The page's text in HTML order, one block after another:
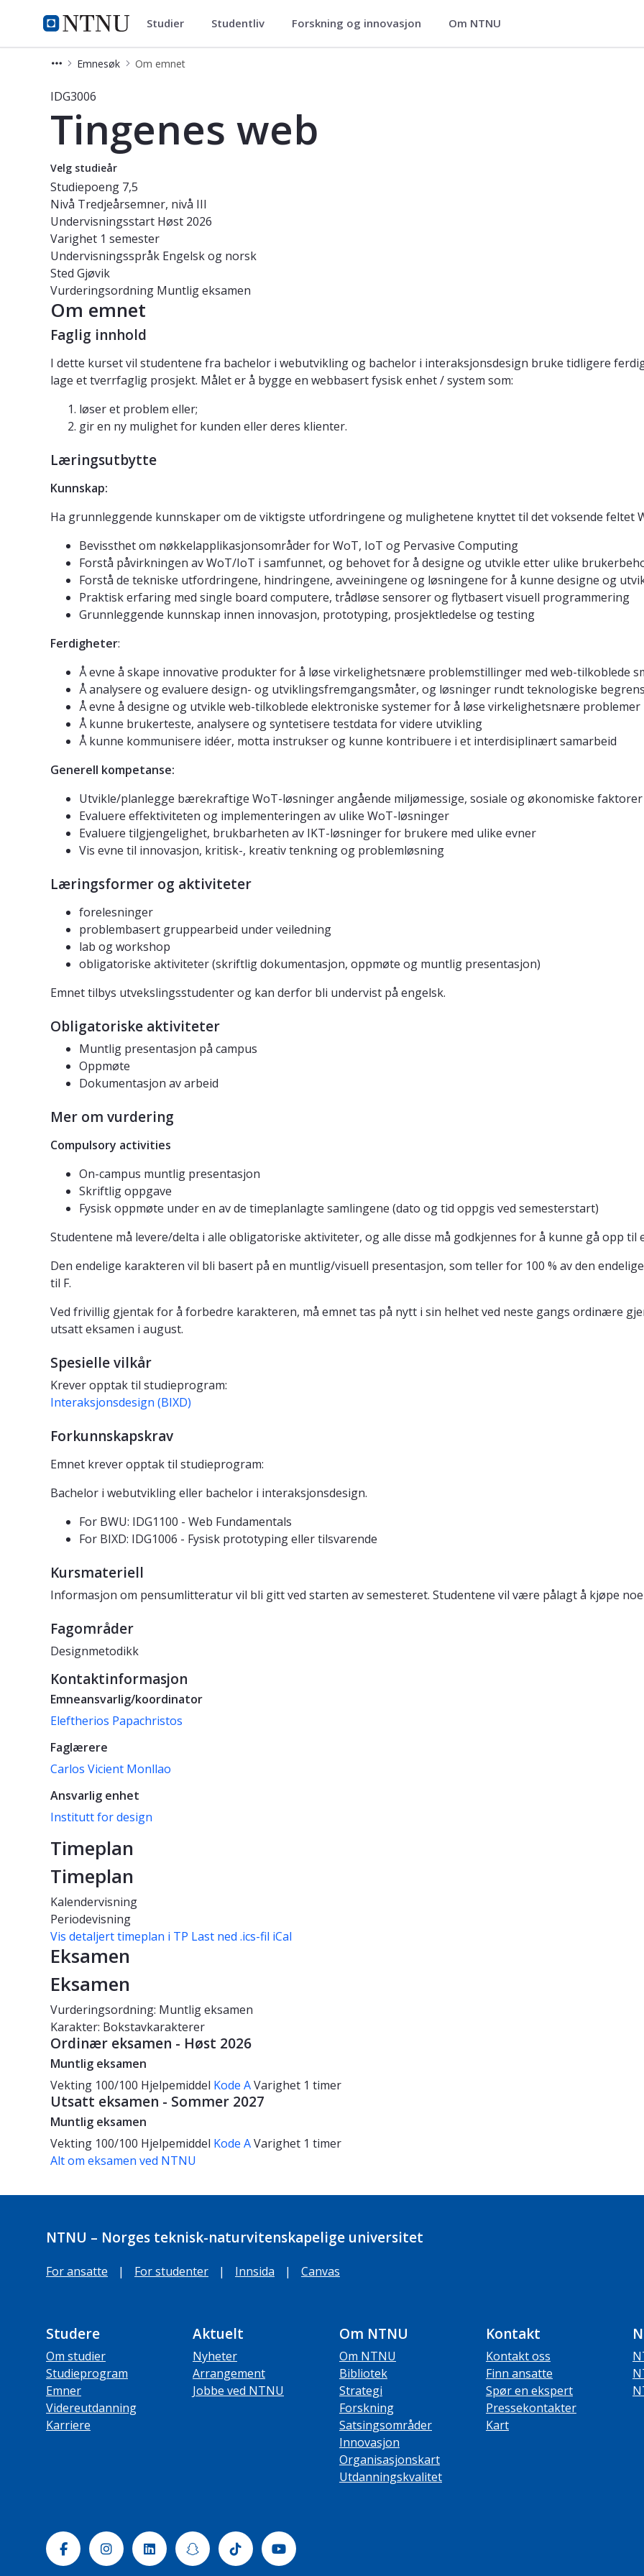
NTNU Hjemmeside
Studier Studier Studentliv Forskning og innovasjon Om NTNU
Emnesøk Om emnet
Emne - Tingenes web - IDG3006
IDG3006
Tingenes web
Velg studieår
Studiepoeng 7,5
Nivå Tredjeårsemner, nivå III
Undervisningsstart Høst 2026
Varighet 1 semester
Undervisningsspråk Engelsk og norsk
Sted Gjøvik
Vurderingsordning Muntlig eksamen
Om emnet
Faglig innhold
I dette kurset vil studentene fra bachelor i webutvikling og bachelor i interaksjonsdesign bruke tidligere
lage et tverrfaglig prosjekt. Målet er å bygge en webbasert fysisk enhet / system som:
løser et problem eller;
gir en ny mulighet for kunden eller deres klienter.
Læringsutbytte
Kunnskap:
Ha grunnleggende kunnskaper om de viktigste utfordringene og mulighetene knyttet til det voksende feltet
Bevissthet om nøkkelapplikasjonsområder for WoT, IoT og Pervasive Computing
Forstå påvirkningen av WoT/IoT i samfunnet, og behovet for å designe og utvikle etter ulike
Forstå de tekniske utfordringene, hindringene, avveiningene og løsningene for å kunne designe og
Praktisk erfaring med single board computere, trådløse sensorer og flytbasert visuell programmering
Grunnleggende kunnskap innen innovasjon, prototyping, prosjektledelse og testing
Ferdigheter:
Å evne å skape innovative produkter for å løse virkelighetsnære problemstillinger med web-tilkoblede
Å analysere og evaluere design- og utviklingsfremgangsmåter, og løsninger rundt teknologiske
Å evne å designe og utvikle web-tilkoblede elektroniske systemer for å løse virkelighetsnære problemer
Å kunne brukerteste, analysere og syntetisere testdata for videre utvikling
Å kunne kommunisere idéer, motta instrukser og kunne kontribuere i et interdisiplinært samarbeid
Generell kompetanse:
Utvikle/planlegge bærekraftige WoT-løsninger angående miljømessige, sosiale og økonomiske faktorer
Evaluere effektiviteten og implementeringen av ulike WoT-løsninger
Evaluere tilgjengelighet, brukbarheten av IKT-løsninger for brukere med ulike evner
Vis evne til innovasjon, kritisk-, kreativ tenkning og problemløsning
Læringsformer og aktiviteter
forelesninger
problembasert gruppearbeid under veiledning
lab og workshop
obligatoriske aktiviteter (skriftlig dokumentasjon, oppmøte og muntlig presentasjon)
Emnet tilbys utvekslingsstudenter og kan derfor bli undervist på engelsk.
Obligatoriske aktiviteter
Muntlig presentasjon på campus
Oppmøte
Dokumentasjon av arbeid
Mer om vurdering
Compulsory activities
On-campus muntlig presentasjon
Skriftlig oppgave
Fysisk oppmøte under en av de timeplanlagte samlingene (dato og tid oppgis ved semesterstart)
Studentene må levere/delta i alle obligatoriske aktiviteter, og alle disse må godkjennes for å kunne gå opp til
Den endelige karakteren vil bli basert på en muntlig/visuell presentasjon, som teller for 100 % av den
til F.
Ved frivillig gjentak for å forbedre karakteren, må emnet tas på nytt i sin helhet ved neste gangs ordinære
utsatt eksamen i august.
Spesielle vilkår
Krever opptak til studieprogram:
Interaksjonsdesign (BIXD)
Forkunnskapskrav
Emnet krever opptak til studieprogram:
Bachelor i webutvikling eller bachelor i interaksjonsdesign.
For BWU: IDG1100 - Web Fundamentals
For BIXD: IDG1006 - Fysisk prototyping eller tilsvarende
Kursmateriell
Informasjon om pensumlitteratur vil bli gitt ved starten av semesteret. Studentene vil være pålagt å kjøpe
Fagområder
Designmetodikk
Kontaktinformasjon
Emneansvarlig/koordinator
Eleftherios Papachristos
Faglærere
Carlos Vicient Monllao
Ansvarlig enhet
Institutt for design
Timeplan
Timeplan
Kalendervisning
Periodevisning
Vis detaljert timeplan i TP Last ned .ics-fil iCal
Eksamen
Eksamen
Vurderingsordning: Muntlig eksamen
Karakter: Bokstavkarakterer
Ordinær eksamen - Høst 2026
Muntlig eksamen
Vekting 100/100 Hjelpemiddel Kode AVarighet 1 timer
Utsatt eksamen - Sommer 2027
Muntlig eksamen
Vekting 100/100 Hjelpemiddel Kode AVarighet 1 timer
Alt om eksamen ved NTNU
NTNU – Norges teknisk-naturvitenskapelige universitet
For ansatte | For studenter | Innsida | Canvas
Studere
Om studier
Studieprogram
Emner
Videreutdanning
Karriere
Aktuelt
Nyheter
Arrangement
Jobbe ved NTNU
Om NTNU
Om NTNU
Bibliotek
Strategi
Forskning
Satsingsområder
Innovasjon
Organisasjonskart
Utdanningskvalitet
Kontakt
Kontakt oss
Finn ansatte
Spør en ekspert
Pressekontakter
Kart
FacebookInstagramLinkedinSnapchatTiktok Youtube